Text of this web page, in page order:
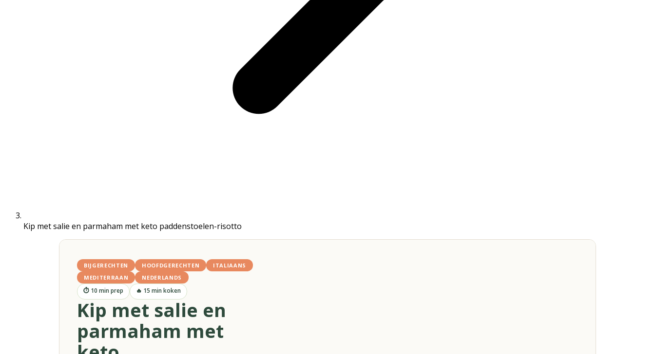
Kip met salie en parmaham met keto paddenstoelen-risotto
BIJGERECHTEN HOOFDGERECHTEN
ITALIAANS
MEDITERRAAN
NEDERLANDS
⏱ 10 min prep 🔥 15 min koken
Kip met salie en
parmaham met